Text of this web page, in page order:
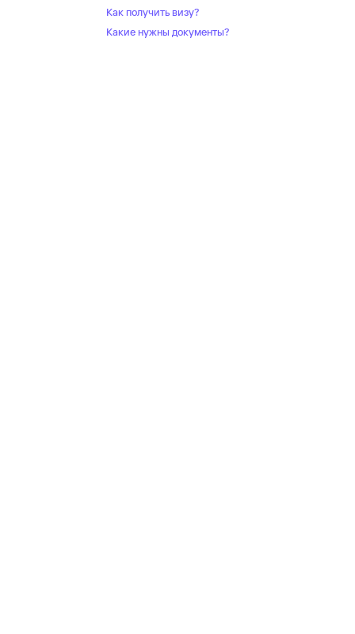
Как получить визу?
Какие нужны документы?